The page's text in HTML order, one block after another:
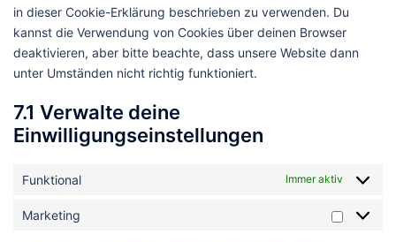
in dieser Cookie-Erklärung beschrieben zu verwenden. Du
kannst die Verwendung von Cookies über deinen Browser
deaktivieren, aber bitte beachte, dass unsere Website dann
unter Umständen nicht richtig funktioniert.
7.1 Verwalte deine
Einwilligungseinstellungen
Funktional Immer aktiv
Marketing